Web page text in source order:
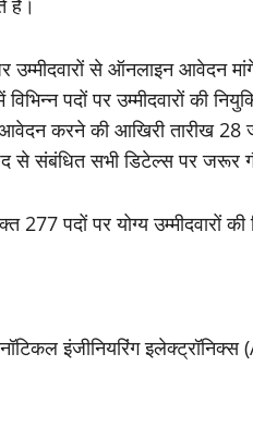
हैं।
से ऑनलाइन आवेदन
पदों पर उम्मीदवारों की
करने की आखिरी तारीख
से संबंधित सभी डिटेल्स पर जरूर
277 पदों पर योग्य उम्मीदवारों
इंजीनियरिंग इलेक्ट्रॉनिक्स